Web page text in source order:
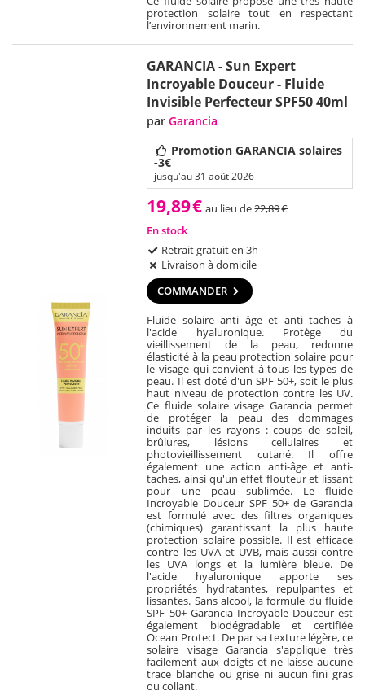
protection solaire tout en respectant
l’environnement marin.
GARANCIA - Sun Expert
Incroyable Douceur - Fluide
Invisible Perfecteur SPF50 40ml
parGarancia
Promotion GARANCIA solaires
-3€
jusqu'au 31 août 2026
19,89€ au lieu de22,89€
En stock
Retrait gratuit en 3h
Livraison à domicile
COMMANDER
Fluide solaire anti âge et anti taches à
l'acide hyaluronique. Protège du
vieillissement de la peau, redonne
élasticité à la peau protection solaire pour
le visage qui convient à tous les types de
peau. Il est doté d'un SPF 50+, soit le plus
haut niveau de protection contre les UV.
Ce fluide solaire visage Garancia permet
de protéger la peau des dommages
induits par les rayons : coups de soleil,
brûlures, lésions cellulaires et
photovieillissement cutané. Il offre
également une action anti-âge et anti-
taches, ainsi qu'un effet flouteur et lissant
pour une peau sublimée. Le fluide
Incroyable Douceur SPF 50+ de Garancia
est formulé avec des filtres organiques
(chimiques) garantissant la plus haute
protection solaire possible. Il est efficace
contre les UVA et UVB, mais aussi contre
les UVA longs et la lumière bleue. De
l'acide hyaluronique apporte ses
propriétés hydratantes, repulpantes et
lissantes. Sans alcool, la formule du fluide
SPF 50+ Garancia Incroyable Douceur est
également biodégradable et certifiée
Ocean Protect. De par sa texture légère, ce
solaire visage Garancia s'applique très
facilement aux doigts et ne laisse aucune
trace blanche ou grise ni aucun fini gras
ou collant.